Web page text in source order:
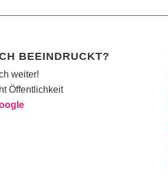
BEEINDRUCKT?
weiter!
Öffentlichkeit